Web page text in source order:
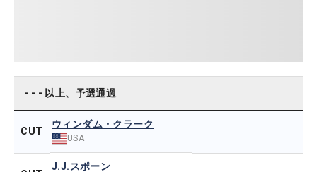
- - - 以上、予選通過
CUT
ウィンダム・クラーク
USA
J.J.スポーン